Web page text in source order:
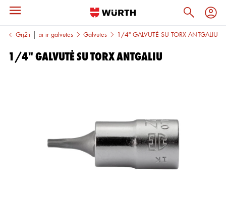
GrįžtiRaktai ir galvutės Galvutės 1/4" GALVUTĖ SU TORX ANTGALIU
1/4" GALVUTĖ SU TORX ANTGALIU